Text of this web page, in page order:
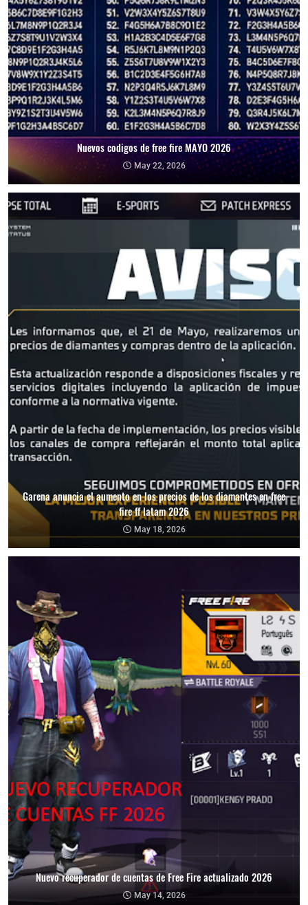
Nuevos codigos de free fire MAYO 2026
May 22, 2026
Garena anuncia el aumento en los precios de los diamantes en free
fire ff latam 2026
May 18, 2026
Nuevo recuperador de cuentas de Free Fire actualizado 2026
May 14, 2026